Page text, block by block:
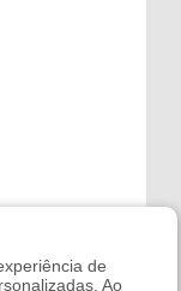
de
Ao